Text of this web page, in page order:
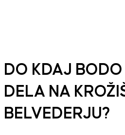
DO KDAJ
DELA NA
BELVEDERJU?